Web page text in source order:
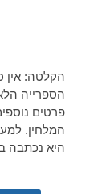
הקלטה: אין
פרטים
המלחין.
היא נכתבה